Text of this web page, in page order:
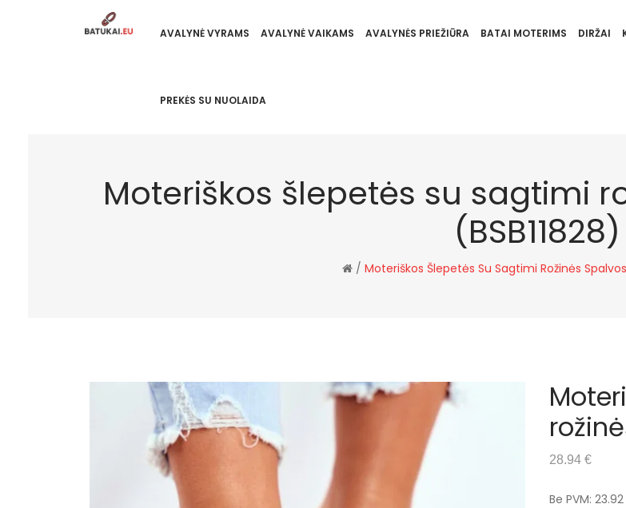
AVALYNĖ VYRAMS AVALYNĖ VAIKAMS AVALYNĖS PRIEŽIŪRA BATAI MOTERIMS DIRŽAI
PREKĖS SU NUOLAIDA
Moteriškos šlepetės su sagtimi
(BSB11828)
/ Moteriškos Šlepetės Su Sagtimi Rožinės Spalvos
28.94 €
Be PVM: